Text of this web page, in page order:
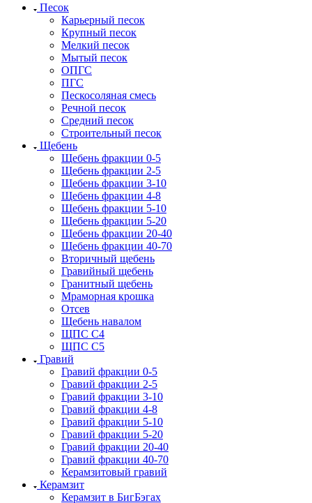
Песок
Карьерный песок
Крупный песок
Мелкий песок
Мытый песок
ОПГС
ПГС
Пескосоляная смесь
Речной песок
Средний песок
Строительный песок
Щебень
Щебень фракции 0-5
Щебень фракции 2-5
Щебень фракции 3-10
Щебень фракции 4-8
Щебень фракции 5-10
Щебень фракции 5-20
Щебень фракции 20-40
Щебень фракции 40-70
Вторичный щебень
Гравийный щебень
Гранитный щебень
Мраморная крошка
Отсев
Щебень навалом
ЩПС С4
ЩПС С5
Гравий
Гравий фракции 0-5
Гравий фракции 2-5
Гравий фракции 3-10
Гравий фракции 4-8
Гравий фракции 5-10
Гравий фракции 5-20
Гравий фракции 20-40
Гравий фракции 40-70
Керамзитовый гравий
Керамзит
Керамзит в БигБэгах